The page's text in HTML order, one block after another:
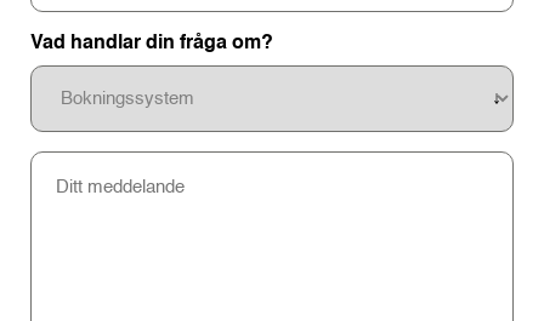
Vad handlar din fråga om?
Beskriv